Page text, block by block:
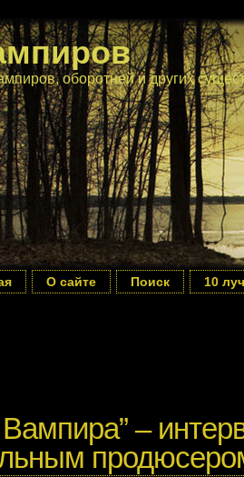
оборотней и других
О сайте Поиск 10
–